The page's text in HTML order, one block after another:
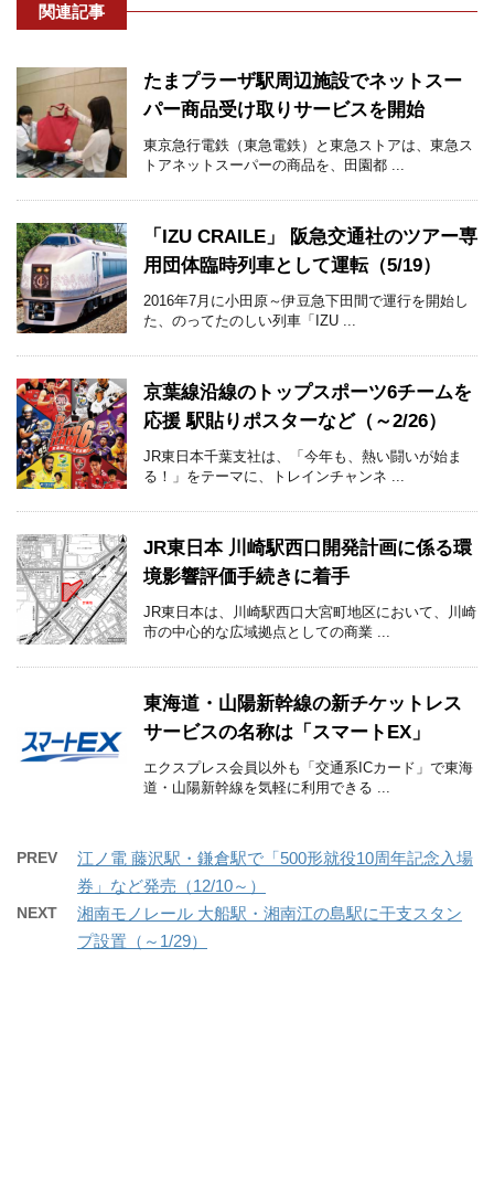
関連記事
たまプラーザ駅周辺施設でネットスー
パー商品受け取りサービスを開始
東京急行電鉄（東急電鉄）と東急ストアは、東急ス
トアネットスーパーの商品を、田園都 ...
「IZU CRAILE」 阪急交通社のツアー専
用団体臨時列車として運転（5/19）
2016年7月に小田原～伊豆急下田間で運行を開始し
た、のってたのしい列車「IZU ...
京葉線沿線のトップスポーツ6チームを
応援 駅貼りポスターなど（～2/26）
JR東日本千葉支社は、「今年も、熱い闘いが始ま
る！」をテーマに、トレインチャンネ ...
JR東日本 川崎駅西口開発計画に係る環
境影響評価手続きに着手
JR東日本は、川崎駅西口大宮町地区において、川崎
市の中心的な広域拠点としての商業 ...
東海道・山陽新幹線の新チケットレス
サービスの名称は「スマートEX」
エクスプレス会員以外も「交通系ICカード」で東海
道・山陽新幹線を気軽に利用できる ...
PREV
江ノ電 藤沢駅・鎌倉駅で「500形就役10周年記念入場
券」など発売（12/10～）
NEXT
湘南モノレール 大船駅・湘南江の島駅に干支スタン
プ設置（～1/29）